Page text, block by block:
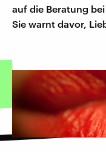
auf die Beratung
Sie warnt davor,